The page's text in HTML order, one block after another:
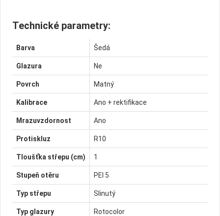
Technické parametry:
Barva Šedá
Glazura Ne
Povrch Matný
Kalibrace Ano + rektifikace
Mrazuvzdornost Ano
Protiskluz R10
Tloušťka střepu (cm) 1
Stupeň otěru PEI 5
Typ střepu Slinutý
Typ glazury Rotocolor